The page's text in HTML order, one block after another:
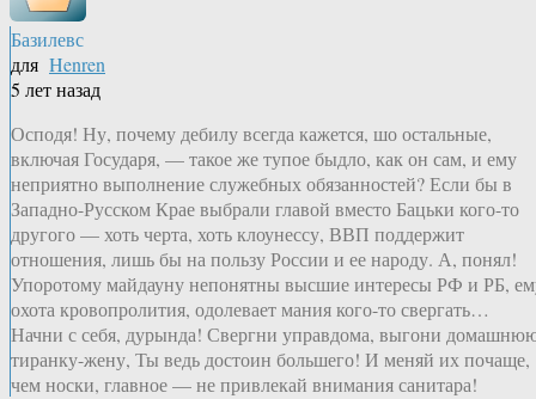
Базилевс
для Henren
5 лет назад
Осподя! Ну, почему дебилу всегда кажется, шо остальные,
включая Государя, — такое же тупое быдло, как он сам, и ему
неприятно выполнение служебных обязанностей? Если бы в
Западно-Русском Крае выбрали главой вместо Бацьки кого-то
другого — хоть черта, хоть клоунессу, ВВП поддержит
отношения, лишь бы на пользу России и ее народу. А, понял!
Упоротому майдауну непонятны высшие интересы РФ и РБ,
охота кровопролития, одолевает мания кого-то свергать…
Начни с себя, дурында! Свергни управдома, выгони
тиранку-жену, Ты ведь достоин большего! И меняй их почаще,
чем носки, главное — не привлекай внимания санитара!